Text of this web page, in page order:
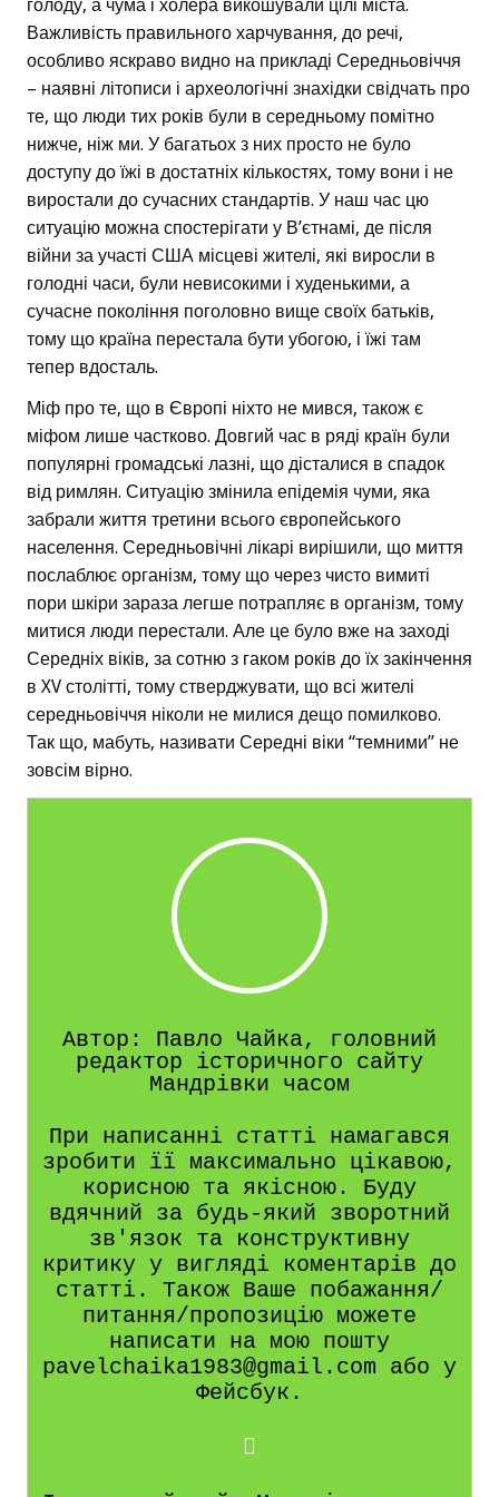
голоду, а чума і холера викошували цілі міста.
Важливість правильного харчування, до речі,
особливо яскраво видно на прикладі Середньовіччя
– наявні літописи і археологічні знахідки свідчать про
те, що люди тих років були в середньому помітно
нижче, ніж ми. У багатьох з них просто не було
доступу до їжі в достатніх кількостях, тому вони і не
виростали до сучасних стандартів. У наш час цю
ситуацію можна спостерігати у В’єтнамі, де після
війни за участі США місцеві жителі, які виросли в
голодні часи, були невисокими і худенькими, а
сучасне покоління поголовно вище своїх батьків,
тому що країна перестала бути убогою, і їжі там
тепер вдосталь.
Міф про те, що в Європі ніхто не мився, також є
міфом лише частково. Довгий час в ряді країн були
популярні громадські лазні, що дісталися в спадок
від римлян. Ситуацію змінила епідемія чуми, яка
забрали життя третини всього європейського
населення. Середньовічні лікарі вирішили, що миття
послаблює організм, тому що через чисто вимиті
пори шкіри зараза легше потрапляє в організм, тому
митися люди перестали. Але це було вже на заході
Середніх віків, за сотню з гаком років до їх закінчення
в XV столітті, тому стверджувати, що всі жителі
середньовіччя ніколи не милися дещо помилково.
Так що, мабуть, називати Середні віки “темними” не
зовсім вірно.
Автор: Павло Чайка, головний
редактор історичного сайту
Мандрівки часом
При написанні статті намагався
зробити її максимально цікавою,
корисною та якісною. Буду
вдячний за будь-який зворотний
зв'язок та конструктивну
критику у вигляді коментарів до
статті. Також Ваше побажання/
питання/пропозицію можете
написати на мою пошту
pavelchaika1983@gmail.com або у
Фейсбук.